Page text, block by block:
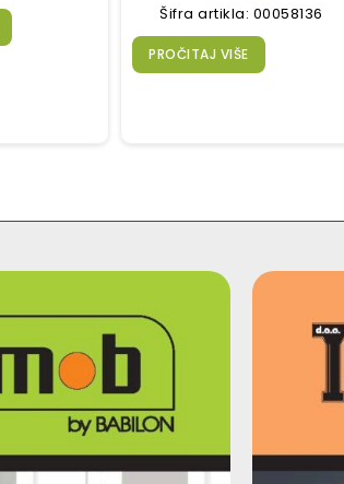
Šifra artikla: 00058136
PROČITAJ VIŠE